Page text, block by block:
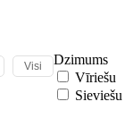
Visi
Dzimums
Vīriešu
Sieviešu